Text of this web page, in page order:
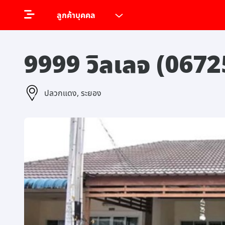
ลูกค้าบุคคล
9999 วิลเลจ
ปลวกแดง, ระยอง